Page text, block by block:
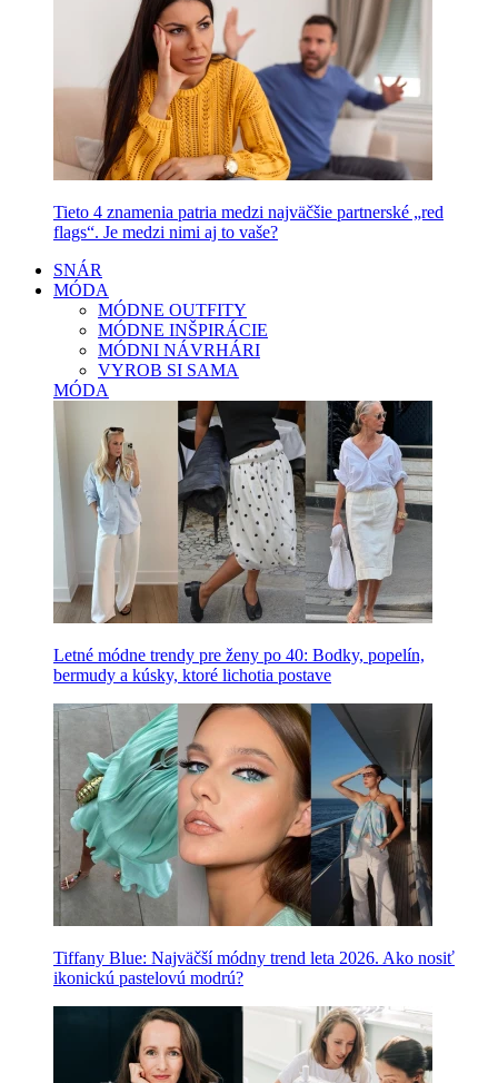
Tieto 4 znamenia patria medzi najväčšie partnerské „red
flags“. Je medzi nimi aj to vaše?
SNÁR
MÓDA
MÓDNE OUTFITY
MÓDNE INŠPIRÁCIE
MÓDNI NÁVRHÁRI
VYROB SI SAMA
MÓDA
Letné módne trendy pre ženy po 40: Bodky, popelín,
bermudy a kúsky, ktoré lichotia postave
Tiffany Blue: Najväčší módny trend leta 2026. Ako nosiť
ikonickú pastelovú modrú?